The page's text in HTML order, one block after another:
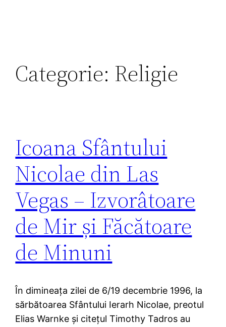
Categorie: Religie
Icoana Sfântului
Nicolae din Las
Vegas – Izvorâtoare
de Mir și Făcătoare
de Minuni
În dimineața zilei de 6/19 decembrie 1996, la
sărbătoarea Sfântului Ierarh Nicolae, preotul
Elias Warnke și citețul Timothy Tadros au